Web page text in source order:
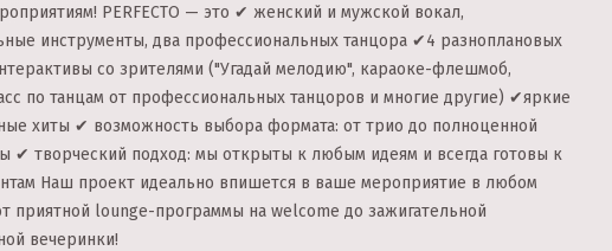
PERFECTO — это ✔ женский и мужской вокал,
инструменты, два профессиональных танцора ✔4 разноплановых
со зрителями ("Угадай мелодию", караоке-флешмоб,
по танцам от профессиональных танцоров и многие другие) ✔яркие
хиты ✔ возможность выбора формата: от трио до полноценной
✔ творческий подход: мы открыты к любым идеям и всегда готовы к
Наш проект идеально впишется в ваше мероприятие в любом
приятной lounge-программы на welcome до зажигательной
вечеринки!